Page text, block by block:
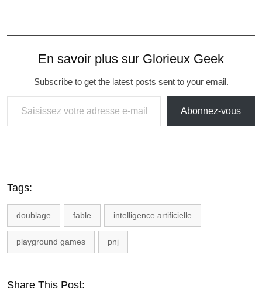
En savoir plus sur Glorieux Geek
Subscribe to get the latest posts sent to your email.
Abonnez-vous
Tags:
doublage fable intelligence artificielle
playground games pnj
Share This Post: